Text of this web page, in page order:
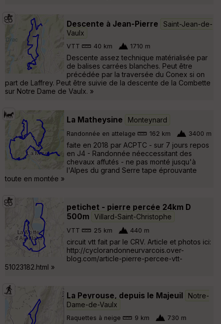
Descente à Jean-Pierre
Saint-Jean-de-
Vaulx
VTT 40 km 1710 m
Descente assez technique matérialisée par
de balises carrées blanches. Peut être
précédée par la traversée du Conex si on
part de Laffrey. Peut être suivie de la descente de la Combette
sur Notre Dame de Vaulx. »
La Matheysine Monteynard
Randonnée en attelage 162 km 3400 m
faite en 2018 par ACPTC - sur 7 jours repos
en J4 - Randonnée néeccessitant des
chevaux affutés - ne pas monté jusqu'à
l'Alpes du grand Serre tape éprouvante
toute en montée »
petichet - pierre percée 24km D
500m
Villard-Saint-Christophe
VTT 25 km 440 m
circuit vtt fait par le CRV. Article et photos ici:
http://cyclorandonneurvarcois.over-
blog.com/article-pierre-percee-vtt-
51023182.html »
La Peyrouse, depuis le Majeuil
Notre-
Dame-de-Vaulx
Raquettes à neige 9 km 730 m